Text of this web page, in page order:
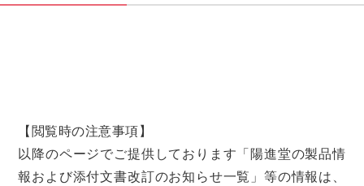
【閲覧時の注意事項】
以降のページでご提供しております「陽進堂の製品情
報および添付文書改訂のお知らせ一覧」等の情報は、